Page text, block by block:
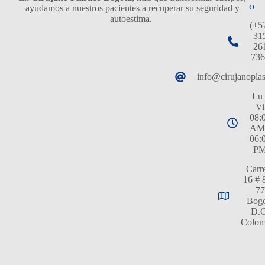
ayudamos a nuestros pacientes a recuperar su seguridad y
autoestima.
o
Lu
Vi
16 #
77